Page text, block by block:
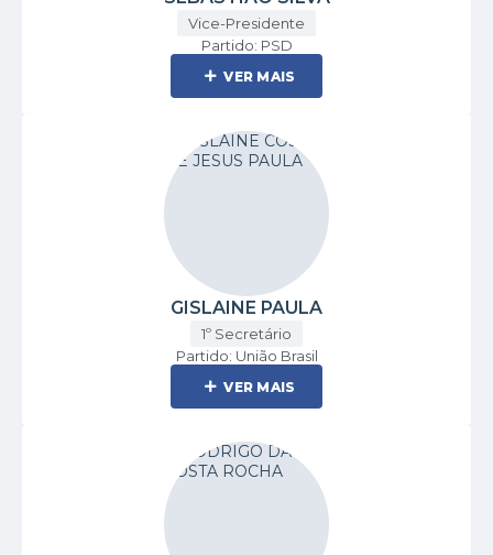
Vice-Presidente
Partido: PSD
VER MAIS
GISLAINE PAULA
1º Secretário
Partido: União Brasil
VER MAIS